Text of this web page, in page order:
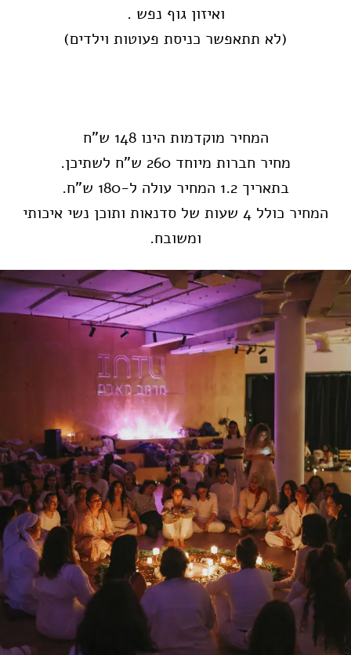
ואיזון גוף נפש .
(לא תתאפשר כניסת פעוטות וילדים)
המחיר מוקדמות הינו 148 ש"ח
מחיר חברות מיוחד 260 ש"ח לשתיכן.
בתאריך 1.2 המחיר עולה ל-180 ש"ח.
המחיר כולל 4 שעות של סדנאות ותוכן נשי איכותי
ומשובח.